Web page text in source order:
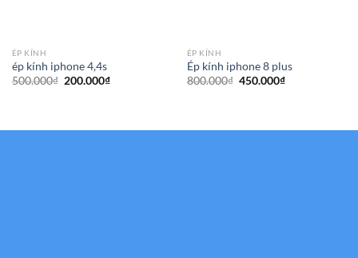
ÉP KÍNH
ép kính iphone 4,4s
500.000₫ Giá
200.000₫Giá
ÉP KÍNH
Ép kính iphone 8 plus
800.000₫ Giá
450.000₫Giá